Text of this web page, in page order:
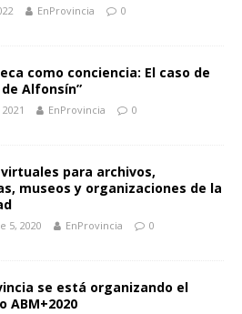
EnProvincia 0
como conciencia: El caso de
Alfonsín”
EnProvincia 0
virtuales para archivos,
museos y organizaciones de la
5, 2020 EnProvincia 0
se está organizando el
ABM+2020